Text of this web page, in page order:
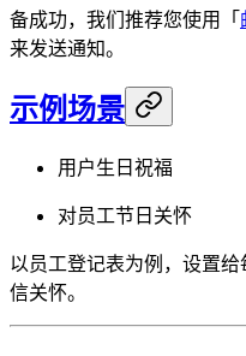
备成功，我们推荐您使用「
来发送通知。
示例场景
用户生日祝福
对员工节日关怀
以员工登记表为例，设置
信关怀。